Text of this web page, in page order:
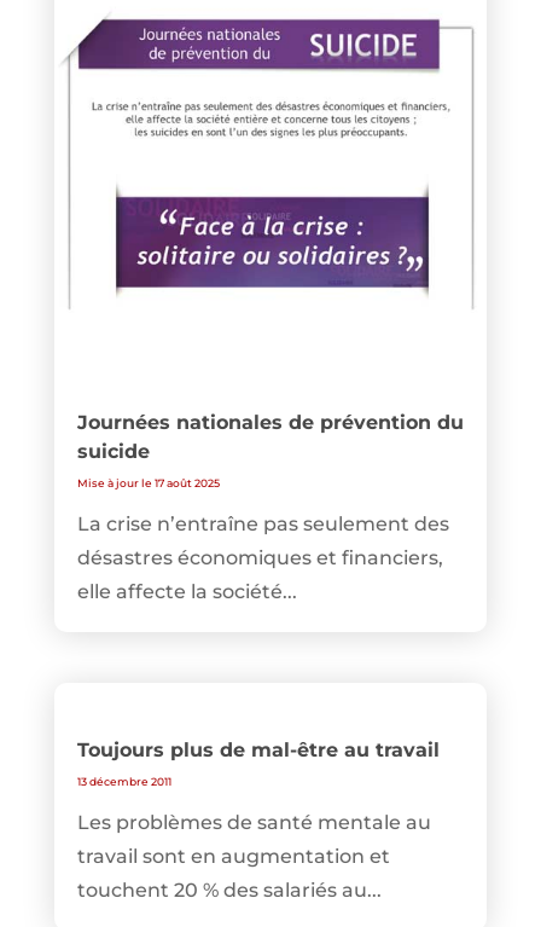
Journées nationales de prévention du
suicide
Mise à jour le 17 août 2025
La crise n’entraîne pas seulement des
désastres économiques et financiers,
elle affecte la société...
Toujours plus de mal-être au travail
13 décembre 2011
Les problèmes de santé mentale au
travail sont en augmentation et
touchent 20 % des salariés au...